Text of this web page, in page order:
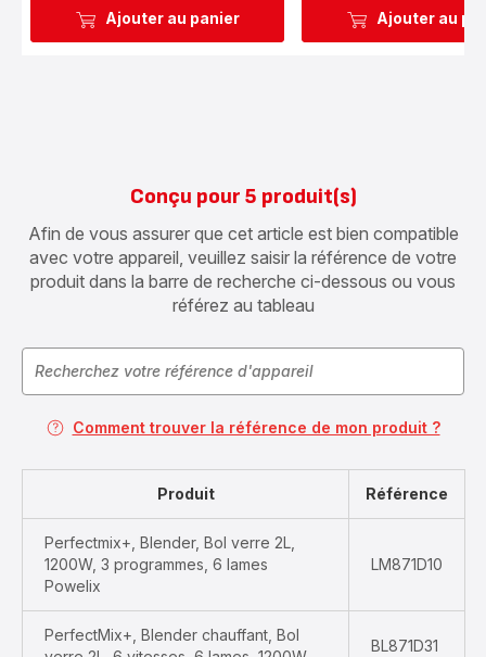
Ajouter au panier Ajouter au
Conçu pour 5 produit(s)
Afin de vous assurer que cet article est bien compatible
avec votre appareil, veuillez saisir la référence de votre
produit dans la barre de recherche ci-dessous ou vous
référez au tableau
Comment trouver la référence de mon produit ?
Produit Référence
Perfectmix+, Blender, Bol verre 2L,
1200W, 3 programmes, 6 lames
Powelix
LM871D10
PerfectMix+, Blender chauffant, Bol
BL871D31